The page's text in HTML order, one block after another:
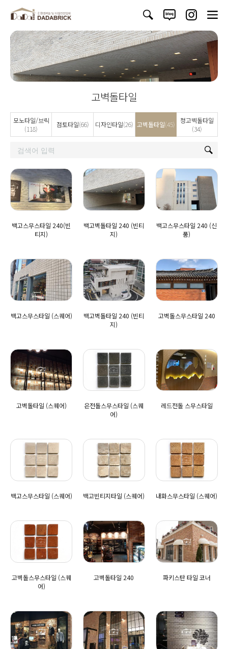
고벽돌타일
모노타일/브릭
(118)
점토타일(66) 디자인타일(26) 고벽돌타일(45)
청고벽돌타일
(34)
백고스무스타일 240(빈
티지)
백고벽돌타일 240 (빈티
지)
백고스무스타일 240 (신
품)
백고스무스타일 (스퀘어)
백고벽돌타일 240 (빈티
지)
고벽돌스무스타일 240
고벽돌타일 (스퀘어)
은전돌스무스타일 (스퀘
어)
레드전돌 스무스타일
백고스무스타일 (스퀘어) 백고빈티지타일 (스퀘어) 내화스무스타일 (스퀘어)
고벽돌스무스타일 (스퀘
어)
고벽돌타일 240 파키스탄 타일 코너